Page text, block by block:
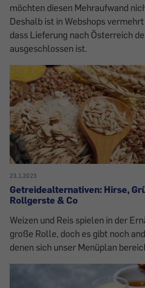
möchten diesen Mehraufwand
Deshalb ist in Webshops
dass Lieferung nach Österreich
ausgeschlossen ist.
23.1.2023
Getreidealternativen: Hirse,
Rollgerste & Co
Weizen und Reis spielen in der
große Rolle, doch es gibt noch
denen sich unser Menüplan